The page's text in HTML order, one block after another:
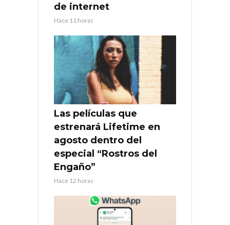
de internet
Hace 11 horas
Las películas que
estrenará Lifetime en
agosto dentro del
especial “Rostros del
Engaño”
Hace 12 horas